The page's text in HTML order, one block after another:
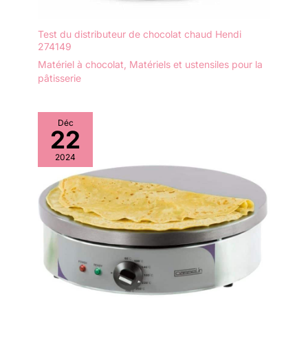
Test du distributeur de chocolat chaud Hendi
274149
Matériel à chocolat Matériels et ustensiles pour la
pâtisserie
Déc
22
2024